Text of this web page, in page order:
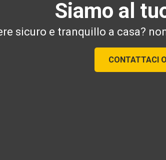
Siamo al
sicuro e tranquillo a casa?
CONTATTACI